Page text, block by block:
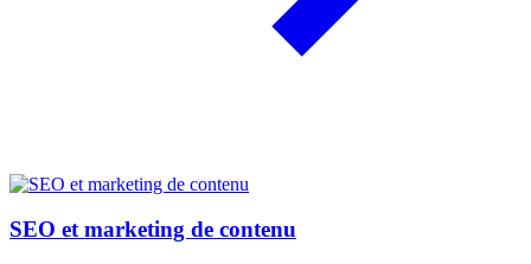
SEO et marketing de contenu